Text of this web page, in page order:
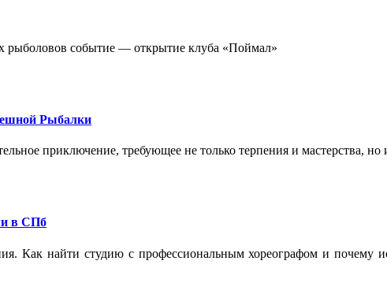
рыболовов событие — открытие клуба «Поймал»
Рыбалки
приключение, требующее не только терпения и мастерства,
в СПб
Как найти студию с профессиональным хореографом и почему